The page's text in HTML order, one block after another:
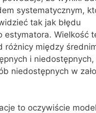
systematycznym,
tak jak błędu
estymatora. Wielkość
różnicy między
i niedostępnych,
niedostępnych w
to oczywiście